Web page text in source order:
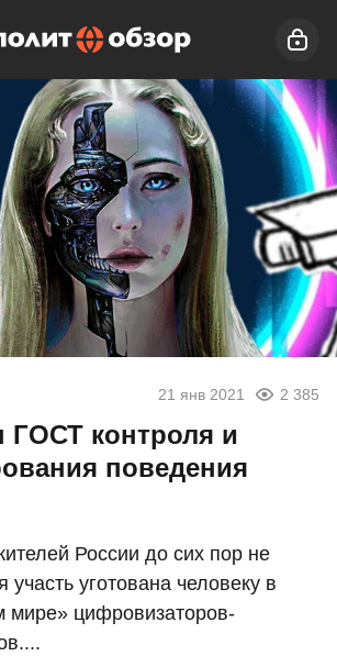
21 янв 2021 2 385
ГОСТ контроля и
поведения
России до сих пор не
участь уготована человеку в
мире» цифровизаторов-